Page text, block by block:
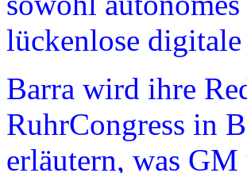
lückenlose
Barra wird ihre
RuhrCongress in
erläutern, was